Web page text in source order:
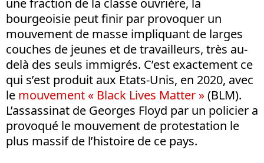
une fraction de la classe ouvrière, la
bourgeoisie peut finir par provoquer un
mouvement de masse impliquant de larges
couches de jeunes et de travailleurs, très au-
delà des seuls immigrés. C’est exactement ce
qui s’est produit aux Etats-Unis, en 2020, avec
le mouvement « Black Lives Matter »(BLM).
L’assassinat de Georges Floyd par un policier a
provoqué le mouvement de protestation le
plus massif de l’histoire de ce pays.